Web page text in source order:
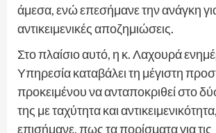
άμεσα, ενώ επεσήμανε την ανάγκη για
αντικειμενικές αποζημιώσεις.
Στο πλαίσιο αυτό, η κ. Λαχουρά
Υπηρεσία καταβάλει τη μέγιστη
προκειμένου να ανταποκριθεί στο
της με ταχύτητα και
επισήμανε, πως τα πορίσματα για τις